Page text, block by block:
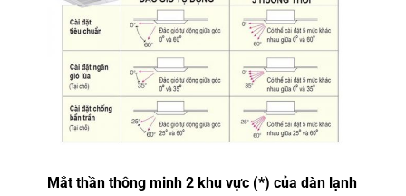
Mắt thần thông minh 2 khu vực (*) của dàn lạnh